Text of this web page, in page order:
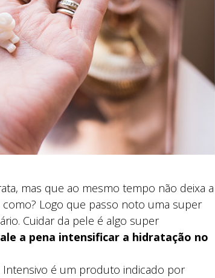
mas que ao mesmo tempo não deixa a
Logo que passo noto uma super
Cuidar da pele é algo super
a pena intensificar a hidratação no
é um produto indicado por